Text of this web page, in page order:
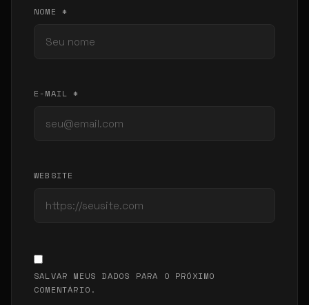
NOME *
E-MAIL *
WEBSITE
SALVAR MEUS DADOS PARA O PRÓXIMO
COMENTÁRIO.